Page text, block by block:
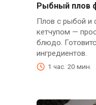
Рыбный плов
Плов с рыбой и
кетчупом —
блюдо.
ингредиентов.
1 час. 20 мин.